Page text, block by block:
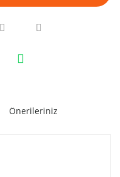
Önerileriniz